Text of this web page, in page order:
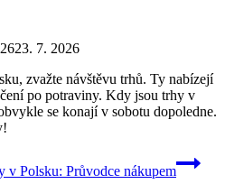
23. 7. 2026
zvažte návštěvu trhů. Ty nabízejí
po potraviny. Kdy jsou trhy v
se konají v sobotu dopoledne.
v Polsku: Průvodce nákupem